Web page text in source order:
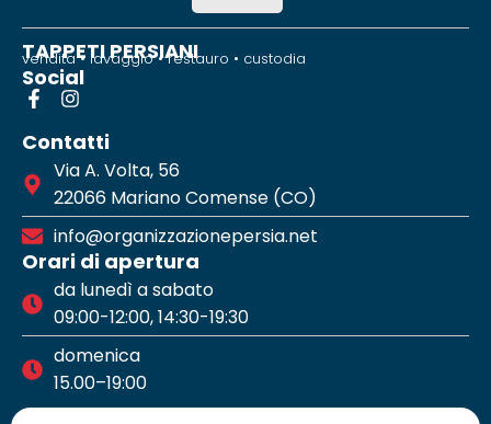
TAPPETI PERSIANI
vendita • lavaggio • restauro • custodia
Social
Contatti
Via A. Volta, 56
22066 Mariano Comense (CO)
info@organizzazionepersia.net
Orari di apertura
da lunedì a sabato
09:00-12:00, 14:30-19:30
domenica
15.00–19:00